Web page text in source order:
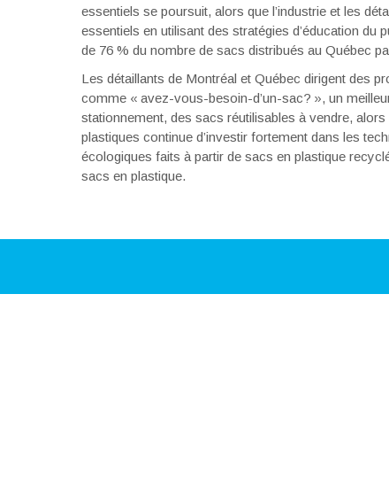
essentiels se poursuit, alors que l’industrie et les
essentiels en utilisant des stratégies d’éducation du
de 76 % du nombre de sacs distribués au Québec
Les détaillants de Montréal et Québec dirigent des
comme « avez-vous-besoin-d’un-sac? », un
stationnement, des sacs réutilisables à vendre,
plastiques continue d’investir fortement dans les
écologiques faits à partir de sacs en plastique
sacs en plastique.